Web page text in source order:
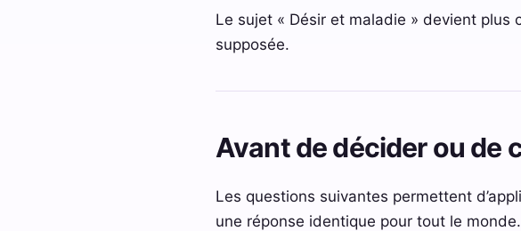
Le sujet « Désir et maladie » devient plus
supposée.
Avant de décider ou de
Les questions suivantes permettent
une réponse identique pour tout le monde.